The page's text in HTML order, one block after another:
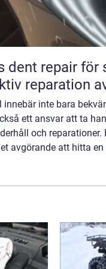
dent repair för
reparation
innebär inte bara
ett ansvar att ta
och reparationer.
avgörande att hitta en